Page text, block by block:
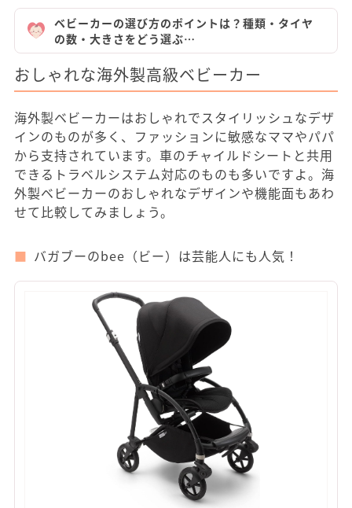
ベビーカーの選び方のポイントは？種類・タイヤ
の数・大きさをどう選ぶ…
おしゃれな海外製高級ベビーカー
海外製ベビーカーはおしゃれでスタイリッシュなデザ
インのものが多く、ファッションに敏感なママやパパ
から支持されています。車のチャイルドシートと共用
できるトラベルシステム対応のものも多いですよ。海
外製ベビーカーのおしゃれなデザインや機能面もあわ
せて比較してみましょう。
バガブーのbee（ビー）は芸能人にも人気！